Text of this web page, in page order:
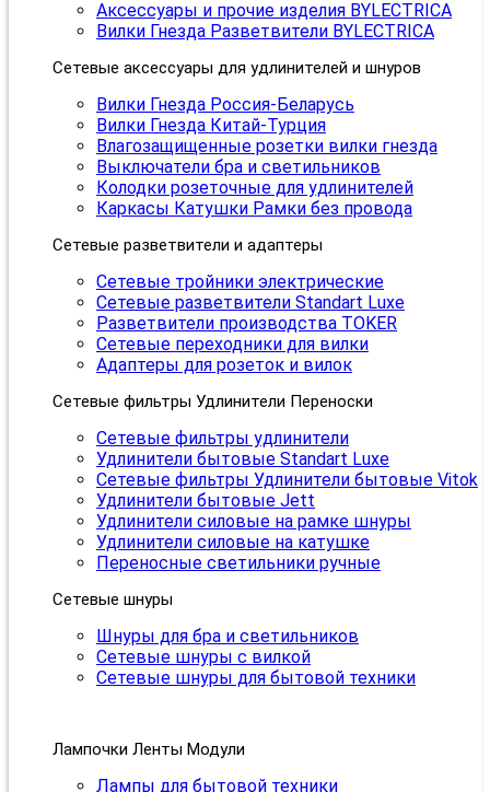
Аксессуары и прочие изделия BYLECTRICA
Вилки Гнезда Разветвители BYLECTRICA
Сетевые аксессуары для удлинителей и шнуров
Вилки Гнезда Россия-Беларусь
Вилки Гнезда Китай-Турция
Влагозащищенные розетки вилки гнезда
Выключатели бра и светильников
Колодки розеточные для удлинителей
Каркасы Катушки Рамки без провода
Сетевые разветвители и адаптеры
Сетевые тройники электрические
Сетевые разветвители Standart Luxe
Разветвители производства TOKER
Сетевые переходники для вилки
Адаптеры для розеток и вилок
Сетевые фильтры Удлинители Переноски
Сетевые фильтры удлинители
Удлинители бытовые Standart Luxe
Сетевые фильтры Удлинители бытовые Vitok
Удлинители бытовые Jett
Удлинители силовые на рамке шнуры
Удлинители силовые на катушке
Переносные светильники ручные
Сетевые шнуры
Шнуры для бра и светильников
Сетевые шнуры с вилкой
Сетевые шнуры для бытовой техники
Лампочки Ленты Модули
Лампы для бытовой техники